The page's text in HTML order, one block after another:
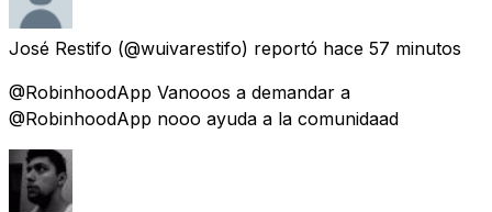
José Restifo (@wuivarestifo) reportó hace 57 minutos
@RobinhoodApp Vanooos a demandar a
@RobinhoodApp nooo ayuda a la comunidaad